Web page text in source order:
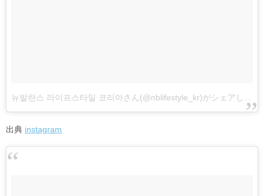
出典 instagram